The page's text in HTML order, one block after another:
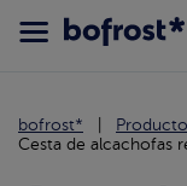
bofrost*
Cesta de alcachofas